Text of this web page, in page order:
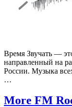
Время Звучать —
направленный на
России. Музыка
…
More FM